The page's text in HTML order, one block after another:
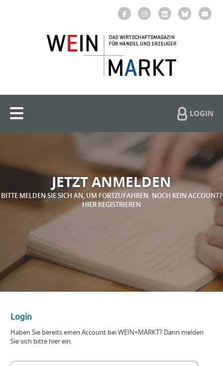
LOGIN
JETZT ANMELDEN
BITTE MELDEN SIE SICH AN, UM FORTZUFAHREN. NOCH KEIN ACCOUNT?
HIER REGISTRIEREN
Login
Haben Sie bereits einen Account bei WEIN+MARKT? Dann melden
Sie sich bitte hier ein.